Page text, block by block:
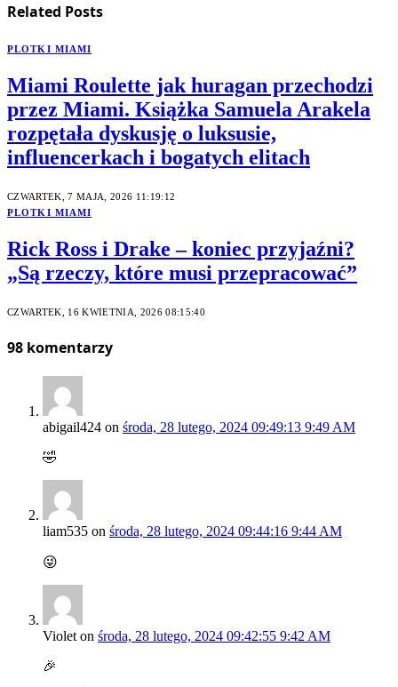
Related Posts
PLOTKI MIAMI
Miami Roulette jak huragan przechodzi
przez Miami. Książka Samuela Arakela
rozpętała dyskusję o luksusie,
influencerkach i bogatych elitach
CZWARTEK, 7 MAJA, 2026 11:19:12
PLOTKI MIAMI
Rick Ross i Drake – koniec przyjaźni?
„Są rzeczy, które musi przepracować”
CZWARTEK, 16 KWIETNIA, 2026 08:15:40
98 komentarzy
abigail424 on środa, 28 lutego, 2024 09:49:13 9:49 AM
🤣
liam535 on środa, 28 lutego, 2024 09:44:16 9:44 AM
😜
Violet on środa, 28 lutego, 2024 09:42:55 9:42 AM
🎉